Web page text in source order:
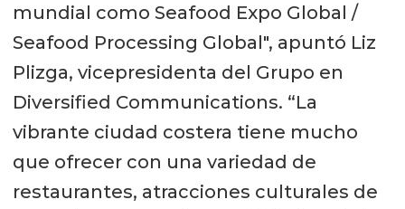
mundial como Seafood Expo Global /
Seafood Processing Global", apuntó Liz
Plizga, vicepresidenta del Grupo en
Diversified Communications. “La
vibrante ciudad costera tiene mucho
que ofrecer con una variedad de
restaurantes, atracciones culturales de